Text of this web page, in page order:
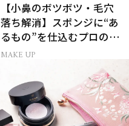
【小鼻のボツボツ・毛穴
落ち解消】スポンジに“あ
るもの”を仕込むプロの超
簡単メイクテク
MAKE UP